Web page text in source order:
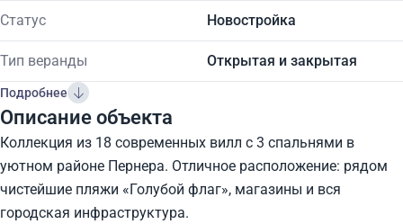
Статус Новостройка
Тип веранды Открытая и закрытая
Подробнее
Описание объекта
Коллекция из 18 современных вилл с 3 спальнями в
уютном районе Пернера. Отличное расположение: рядом
чистейшие пляжи «Голубой флаг», магазины и вся
городская инфраструктура.